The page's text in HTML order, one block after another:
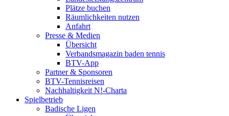
Plätze buchen
Räumlichkeiten nutzen
Anfahrt
Presse & Medien
Übersicht
Verbandsmagazin baden tennis
BTV-App
Partner & Sponsoren
BTV-Tennisreisen
Nachhaltigkeit N!-Charta
Spielbetrieb
Badische Ligen